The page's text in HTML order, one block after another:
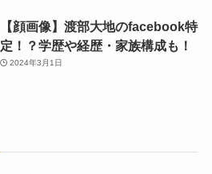
【顔画像】渡部大地のfacebook特
定！？学歴や経歴・家族構成も！
2024年3月1日